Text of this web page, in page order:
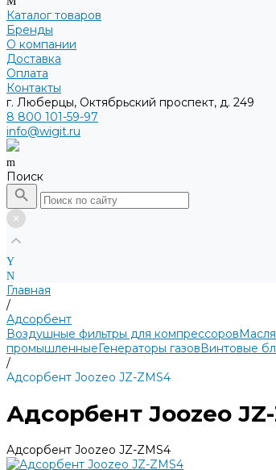
Каталог товаров
Бренды
О компании
Доставка
Оплата
Контакты
г. Люберцы, Октябрьский проспект, д. 249
8 800 101-59-97
info@wigit.ru
Поиск
Главная
/
Адсорбент
Воздушные фильтры для компрессоров
промышленныеГенераторы газовВинтовые
/
Адсорбент Joozeo JZ-ZMS4
Адсорбент Joozeo
Адсорбент Joozeo JZ-ZMS4